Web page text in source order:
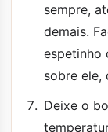
sempre,
demais.
espetinho
sobre ele,
Deixe o